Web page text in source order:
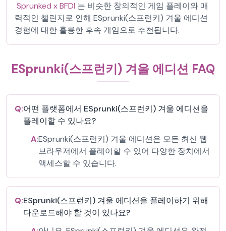
Sprunked x BFDI 는 비슷한 창의적인 게임 플레이와 매
력적인 챌린지로 인해 ESprunki(스프런키) 겨울 에디션
경험에 대한 훌륭한 후속 게임으로 추천됩니다.
ESprunki(스프런키) 겨울 에디션 FAQ
Q:어떤 플랫폼에서 ESprunki(스프런키) 겨울 에디션을
플레이할 수 있나요?
A:ESprunki(스프런키) 겨울 에디션은 모든 최신 웹
브라우저에서 플레이할 수 있어 다양한 장치에서
액세스할 수 있습니다.
Q:ESprunki(스프런키) 겨울 에디션을 플레이하기 위해
다운로드해야 할 것이 있나요?